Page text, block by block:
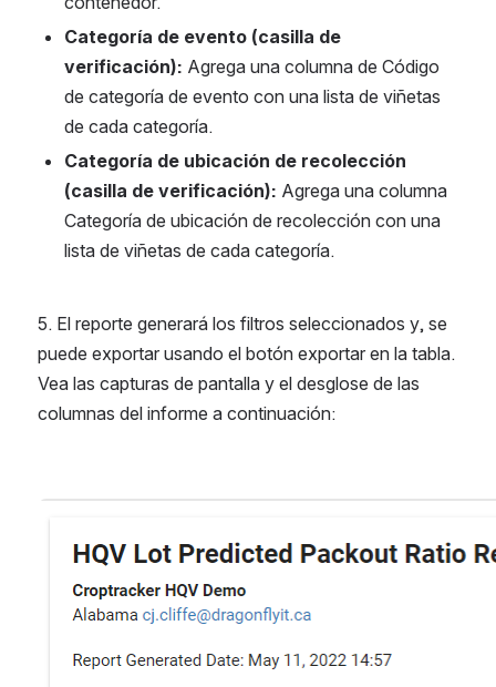
contenedor.
Categoría de evento (casilla de
verificación):
de categoría de evento con una lista de viñetas
de cada categoría.
Categoría de ubicación de recolección
(casilla de verificación):
Categoría de ubicación de recolección con una
5. El reporte generará los filtros seleccionados y, se
puede exportar usando el botón exportar en la tabla.
Open